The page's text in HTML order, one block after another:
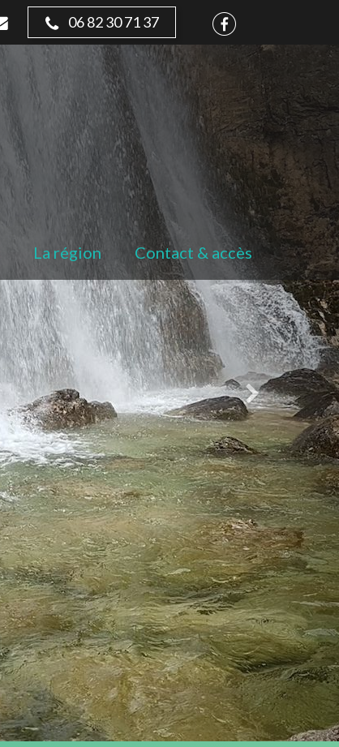
06 82 30 71 37
La région Contact & accès